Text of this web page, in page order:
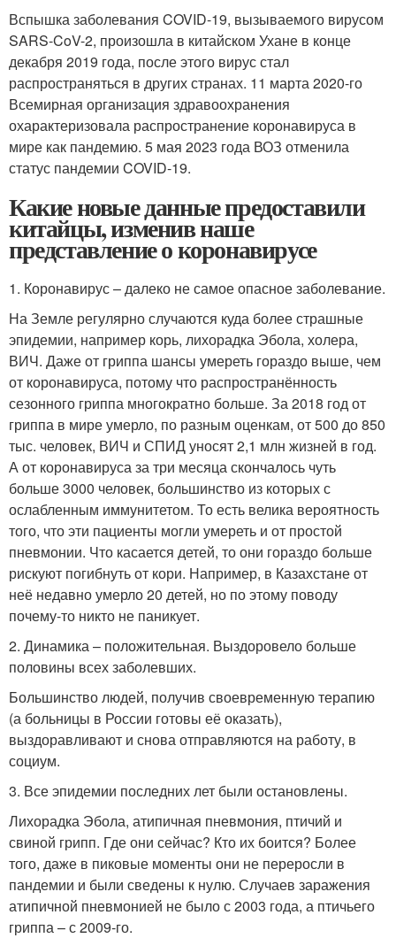
Вспышка заболевания COVID-19, вызываемого вирусом
SARS-CoV-2, произошла в китайском Ухане в конце
декабря 2019 года, после этого вирус стал
распространяться в других странах. 11 марта 2020-го
Всемирная организация здравоохранения
охарактеризовала распространение коронавируса в
мире как пандемию. 5 мая 2023 года ВОЗ отменила
статус пандемии COVID-19.
Какие новые данные предоставили
китайцы, изменив наше
представление о коронавирусе
1. Коронавирус – далеко не самое опасное заболевание.
На Земле регулярно случаются куда более страшные
эпидемии, например корь, лихорадка Эбола, холера,
ВИЧ. Даже от гриппа шансы умереть гораздо выше, чем
от коронавируса, потому что распространённость
сезонного гриппа многократно больше. За 2018 год от
гриппа в мире умерло, по разным оценкам, от 500 до 850
тыс. человек, ВИЧ и СПИД уносят 2,1 млн жизней в год.
А от коронавируса за три месяца скончалось чуть
больше 3000 человек, большинство из которых с
ослабленным иммунитетом. То есть велика вероятность
того, что эти пациенты могли умереть и от простой
пневмонии. Что касается детей, то они гораздо больше
рискуют погибнуть от кори. Например, в Казахстане от
неё недавно умерло 20 детей, но по этому поводу
почему-то никто не паникует.
2. Динамика – положительная. Выздоровело больше
половины всех заболевших.
Большинство людей, получив своевременную терапию
(а больницы в России готовы её оказать),
выздоравливают и снова отправляются на работу, в
социум.
3. Все эпидемии последних лет были остановлены.
Лихорадка Эбола, атипичная пневмония, птичий и
свиной грипп. Где они сейчас? Кто их боится? Более
того, даже в пиковые моменты они не переросли в
пандемии и были сведены к нулю. Случаев заражения
атипичной пневмонией не было с 2003 года, а птичьего
гриппа – с 2009‑го.